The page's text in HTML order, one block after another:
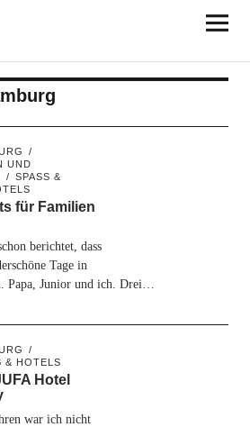
UND
SPASS & A
für Familien
berichtet, dass
Tage in
Papa, Junior und ich. Drei…
& HOTELS
Hotel
war ich nicht